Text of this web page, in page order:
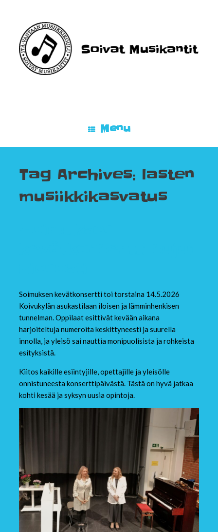
Menu
Tag Archives: lasten
musiikkikasvatus
Soimuksen kevätkonsertti toi torstaina 14.5.2026
Koivukylän asukastilaan iloisen ja lämminhenkisen
tunnelman. Oppilaat esittivät kevään aikana
harjoiteltuja numeroita keskittyneesti ja suurella
innolla, ja yleisö sai nauttia monipuolisista ja rohkeista
esityksistä.
Kiitos kaikille esiintyjille, opettajille ja yleisölle
onnistuneesta konserttipäivästä. Tästä on hyvä jatkaa
kohti kesää ja syksyn uusia opintoja.